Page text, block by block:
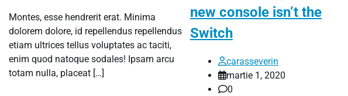
Montes, esse hendrerit erat. Minima
dolorem dolore, id repellendus repellendus
etiam ultrices tellus voluptates ac taciti,
enim quod natoque sodales! Ipsam arcu
totam nulla, placeat […]
new console isn’t the
Switch
carasseverin
martie 1, 2020
0